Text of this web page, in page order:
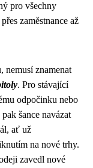
pro všechny
zaměstnance až
znamenat
. Pro stávající
odpočinku nebo
šance navázat
ať už
na nové trhy.
zavedl nové